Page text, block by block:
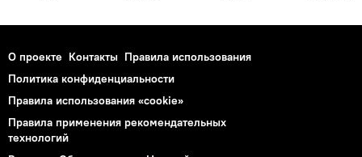
О проекте Контакты Правила использования
Политика конфиденциальности
Правила использования «cookie»
Правила применения рекомендательных
технологий